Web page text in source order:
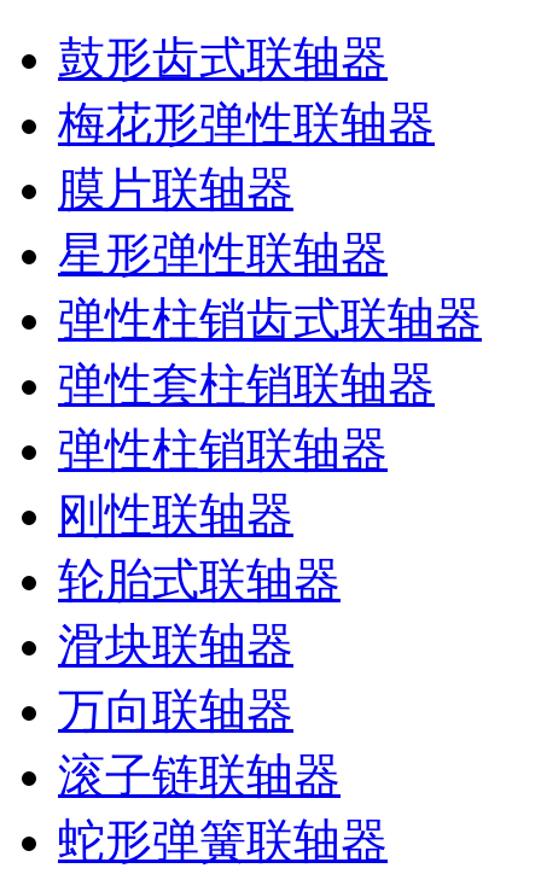
鼓形齿式联轴器
梅花形弹性联轴器
膜片联轴器
星形弹性联轴器
弹性柱销齿式联轴器
弹性套柱销联轴器
弹性柱销联轴器
刚性联轴器
轮胎式联轴器
滑块联轴器
万向联轴器
滚子链联轴器
蛇形弹簧联轴器